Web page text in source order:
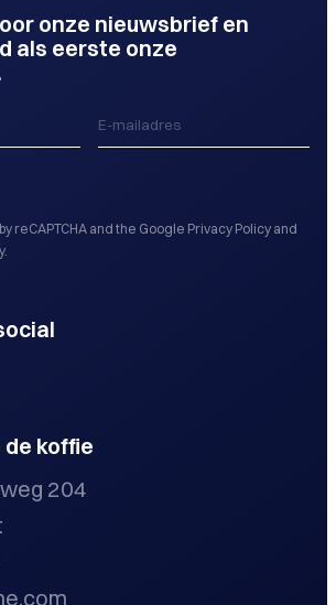
onze nieuwsbrief en
als eerste onze
reCAPTCHA and the Google Privacy Policy and
de koffie
204